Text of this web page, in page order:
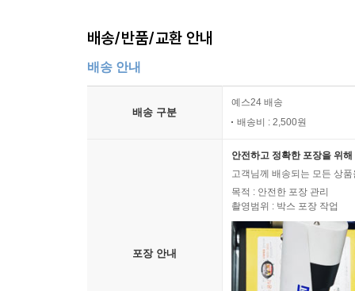
배송/반품/교환 안내
배송 안내
배송 구분
예스24 배송
배송비 : 2,500원
포장 안내
안전하고 정확한 포장을 위
고객님께 배송되는 모든 상
목적 : 안전한 포장 관리
촬영범위 : 박스 포장 작업